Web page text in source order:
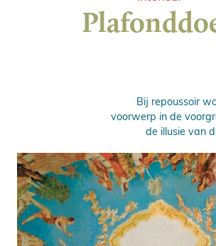
Bij repoussoir
voorwerp in de
de illusie van